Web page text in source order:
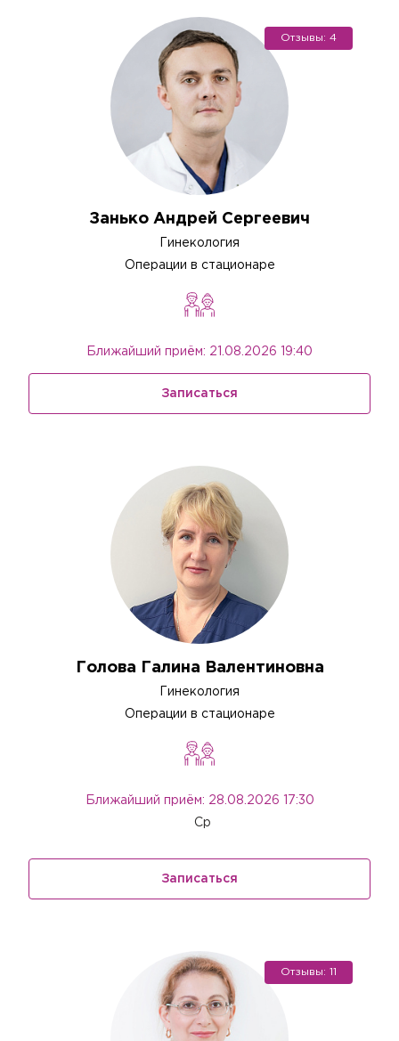
Занько Андрей Сергеевич
Гинекология
Операции в стационаре
Ближайший приём: 21.08.2026 19:40
Записаться
Отзывы: 4
Голова Галина Валентиновна
Гинекология
Операции в стационаре
Ближайший приём: 28.08.2026 17:30
Ср
Записаться
Отзывы: 11